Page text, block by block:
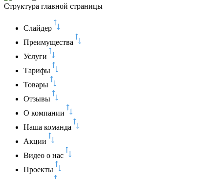
Структура главной страницы
Слайдер
Преимущества
Услуги
Тарифы
Товары
Отзывы
О компании
Наша команда
Акции
Видео о нас
Проекты